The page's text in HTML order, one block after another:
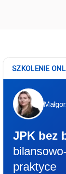
SZKOLENIE
JPK bez
praktyce